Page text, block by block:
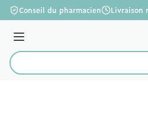
Aller au contenu
Conseil du pharmacien Livraison
Menu
Rechercher